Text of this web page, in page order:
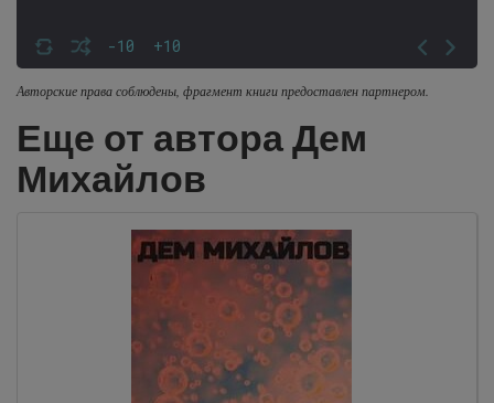
-10 +10
Авторские права соблюдены, фрагмент книги предоставлен партнером.
Еще от автора Дем
Михайлов